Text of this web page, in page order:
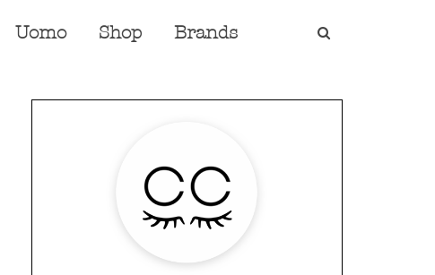
Uomo Shop Brands